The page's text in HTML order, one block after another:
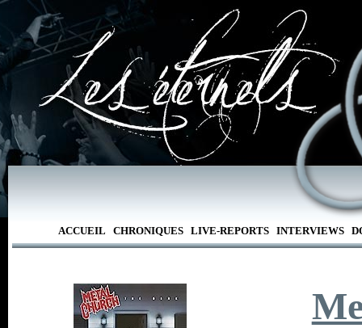
ACCUEIL CHRONIQUES LIVE-REPORTS INTERVIEWS